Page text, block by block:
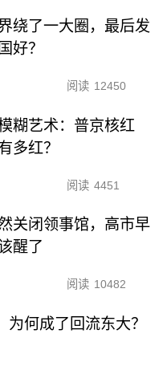
绕了一大圈，最后发
好？
阅读 12450
糊艺术：普京核红
多红？
阅读 4451
关闭领事馆，高市早
醒了
阅读 10482
何成了回流东大？